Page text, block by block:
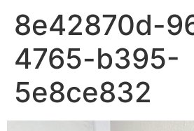
8e42870d-
4765-b395-
5e8ce832